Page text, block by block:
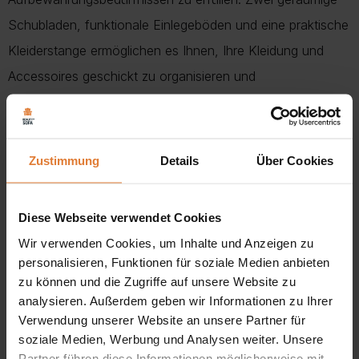
Zustimmung Details Über Cookies
Diese Webseite verwendet Cookies
Wir verwenden Cookies, um Inhalte und Anzeigen zu
personalisieren, Funktionen für soziale Medien anbieten
zu können und die Zugriffe auf unsere Website zu
analysieren. Außerdem geben wir Informationen zu Ihrer
Verwendung unserer Website an unsere Partner für
soziale Medien, Werbung und Analysen weiter. Unsere
Schubladen, funktionale Einlegeböden und eine praktische
Kleiderstange ermöglichen es Ihnen, Ihre Kleidung und
Accessoires geschickt zu organisieren und
Unser Kleiderschrank vereint Funktionalität und Ästhetik,
leichtgängig öffnen und garantieren einen einfachen
Zugang zu Ihrem Kleiderschrank bei gleichzeitig modernem
Design.
Auffälliger Spiegel an der Vorderseite:
Die Vorderseite des Kleiderschranks ist mit einem